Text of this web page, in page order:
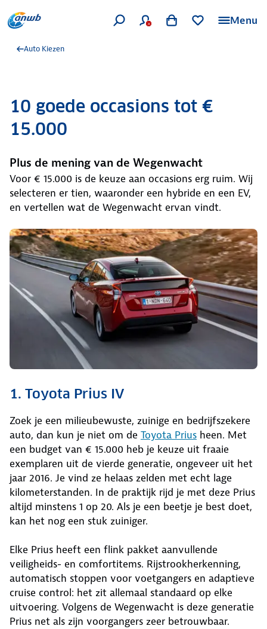
Menu
Auto Kiezen
10 goede occasions tot €
15.000
Plus de mening van de Wegenwacht
Voor € 15.000 is de keuze aan occasions erg ruim. Wij
selecteren er tien, waaronder een hybride en een EV,
en vertellen wat de Wegenwacht ervan vindt.
1. Toyota Prius IV
Zoek je een milieubewuste, zuinige en bedrijfszekere
auto, dan kun je niet om de Toyota Prius heen. Met
een budget van € 15.000 heb je keuze uit fraaie
exemplaren uit de vierde generatie, ongeveer uit het
jaar 2016. Je vind ze helaas zelden met echt lage
kilometerstanden. In de praktijk rijd je met deze Prius
altijd minstens 1 op 20. Als je een beetje je best doet,
kan het nog een stuk zuiniger.
Elke Prius heeft een flink pakket aanvullende
veiligheids- en comfortitems. Rijstrookherkenning,
automatisch stoppen voor voetgangers en adaptieve
cruise control: het zit allemaal standaard op elke
uitvoering. Volgens de Wegenwacht is deze generatie
Prius net als zijn voorgangers zeer betrouwbaar.